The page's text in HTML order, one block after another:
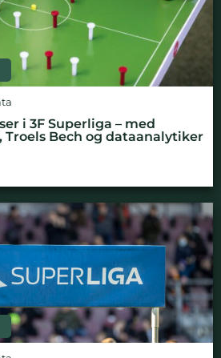
i 3F Superliga – med
Troels Bech og dataanalytiker